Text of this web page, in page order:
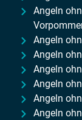
Angeln
Angeln
Angeln
Angeln
Angeln
Angeln
Angeln